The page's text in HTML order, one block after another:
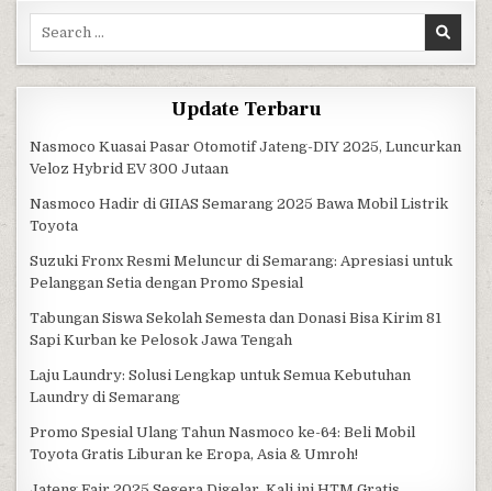
Search for:
Update Terbaru
Nasmoco Kuasai Pasar Otomotif Jateng-DIY 2025, Luncurkan
Veloz Hybrid EV 300 Jutaan
Nasmoco Hadir di GIIAS Semarang 2025 Bawa Mobil Listrik
Toyota
Suzuki Fronx Resmi Meluncur di Semarang: Apresiasi untuk
Pelanggan Setia dengan Promo Spesial
Tabungan Siswa Sekolah Semesta dan Donasi Bisa Kirim 81
Sapi Kurban ke Pelosok Jawa Tengah
Laju Laundry: Solusi Lengkap untuk Semua Kebutuhan
Laundry di Semarang
Promo Spesial Ulang Tahun Nasmoco ke-64: Beli Mobil
Toyota Gratis Liburan ke Eropa, Asia & Umroh!